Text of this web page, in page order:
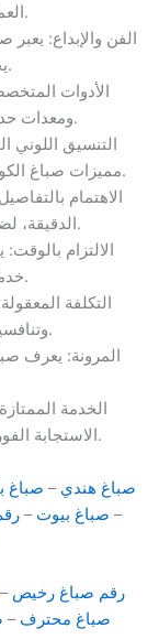
العمل، لضمان الرضا التام للعملاء.
الفن والإبداع:
يجعل كل مشروع فريد ومميز.
الأدوات
ومعدات حديثة، لتقديم خدمة صباغة فعالة وجذابة.
التنسيق اللوني
مميزات صباغ الكويت، مما يضمن تناغم الألوان والنتائج الجميلة.
الاهتمام
الدقيقة، لضمان الجودة العالية والتشطيب الراقي.
الالتزام
خدماته في المواعيد المتفق عليها.
التكلفة
وتنافسية، مع الحفاظ على الجودة العالية.
المرونة: يعرف
الخدمة
الاستجابة الفورية للاستفسارات والملاحظات من العملاء.
صباغ هندي – صباغ
– صباغ بيوت –
رقم صباغ رخيص –
صباغ محترف –